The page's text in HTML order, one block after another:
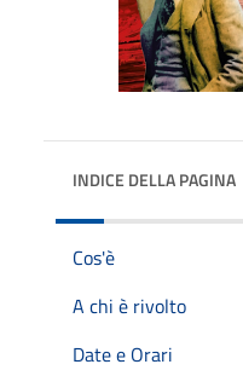
INDICE DELLA PAGINA
Cos'è
A chi è rivolto
Date e Orari